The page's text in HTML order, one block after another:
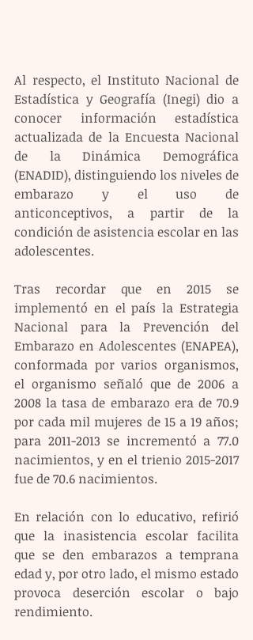
Al respecto, el Instituto Nacional de
Estadística y Geografía (Inegi) dio a
conocer información estadística
actualizada de la Encuesta Nacional
de la Dinámica Demográfica
(ENADID), distinguiendo los niveles de
embarazo y el uso de
anticonceptivos, a partir de la
condición de asistencia escolar en las
adolescentes.
Tras recordar que en 2015 se
implementó en el país la Estrategia
Nacional para la Prevención del
Embarazo en Adolescentes (ENAPEA),
conformada por varios organismos,
el organismo señaló que de 2006 a
2008 la tasa de embarazo era de 70.9
por cada mil mujeres de 15 a 19 años;
para 2011-2013 se incrementó a 77.0
nacimientos, y en el trienio 2015-2017
fue de 70.6 nacimientos.
En relación con lo educativo, refirió
que la inasistencia escolar facilita
que se den embarazos a temprana
edad y, por otro lado, el mismo estado
provoca deserción escolar o bajo
rendimiento.